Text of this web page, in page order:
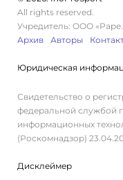
All rights reserved.
Учредитель: ООО
Архив
Авторы
Юридическая
Свидетельство о
федеральной службой
информационных
(Роскомнадзор)
Дисклеймер